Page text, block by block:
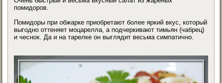
помидоров.
Помидоры при обжарке приобретают более яркий вкус, который
выгодно оттеняет моцарелла, а подчеркивают тимьян (чабрец)
и чеснок. Да и на тарелке он выглядит весьма симпатично.